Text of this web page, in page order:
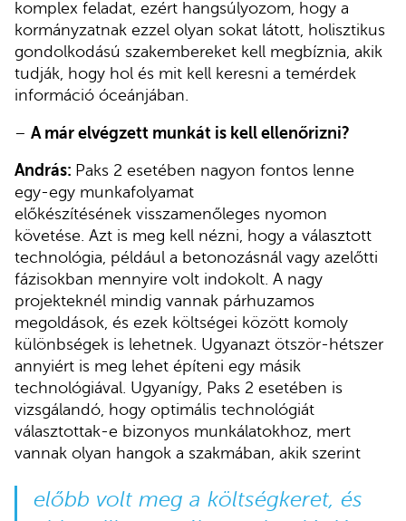
komplex feladat, ezért hangsúlyozom, hogy a
kormányzatnak ezzel olyan sokat látott, holisztikus
gondolkodású szakembereket kell megbíznia, akik
tudják, hogy hol és mit kell keresni a temérdek
információ óceánjában.
– A már elvégzett munkát is kell ellenőrizni?
András: Paks 2 esetében nagyon fontos lenne
egy-egy munkafolyamat
előkészítésének visszamenőleges nyomon
követése. Azt is meg kell nézni, hogy a választott
technológia, például a betonozásnál vagy azelőtti
fázisokban mennyire volt indokolt. A nagy
projekteknél mindig vannak párhuzamos
megoldások, és ezek költségei között komoly
különbségek is lehetnek. Ugyanazt ötször-hétszer
annyiért is meg lehet építeni egy másik
technológiával. Ugyanígy, Paks 2 esetében is
vizsgálandó, hogy optimális technológiát
választottak-e bizonyos munkálatokhoz, mert
vannak olyan hangok a szakmában, akik szerint
előbb volt meg a költségkeret, és